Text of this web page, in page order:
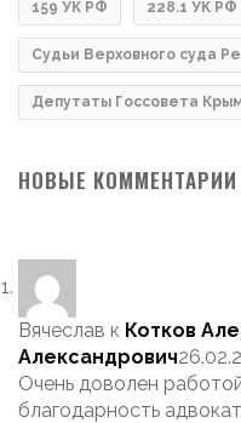
159 УК РФ 228.1 УК РФ
Судьи Верховного суда
Депутаты Госсовета
НОВЫЕ КОММЕНТАРИИ
Вячеслав к Котков
Александрович
Очень доволен
благодарность